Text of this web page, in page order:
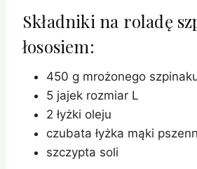
Składniki na roladę
łososiem:
450 g mrożonego
5 jajek rozmiar L
2 łyżki oleju
czubata łyżka mąki
szczypta soli